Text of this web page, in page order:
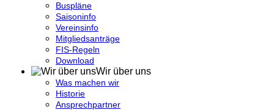
Buspläne
Saisoninfo
Vereinsinfo
Mitgliedsanträge
FIS-Regeln
Download
Wir über uns
Was machen wir
Historie
Ansprechpartner